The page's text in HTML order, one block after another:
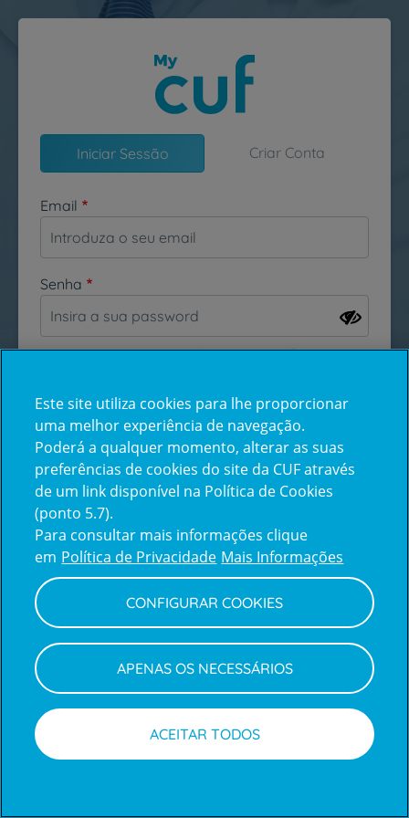
Passar para o conteúdo principal
Iniciar Sessão Criar Conta
Email
Senha
Esqueceu-se da sua password?
Inicie sessão com a Apple
Centro de Apoio ao Cliente | Política de Privacidade e Cookies
Este site utiliza cookies para lhe proporcionar
uma melhor experiência de navegação.
Poderá a qualquer momento, alterar as suas
preferências de cookies do site da CUF através
de um link disponível na Política de Cookies
(ponto 5.7).
Para consultar mais informações clique
em Política de Privacidade Mais Informações
CONFIGURAR COOKIES
APENAS OS NECESSÁRIOS
ACEITAR TODOS